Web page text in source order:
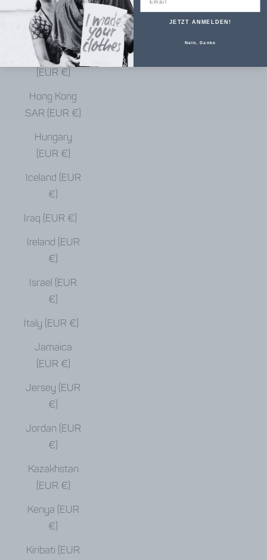
€)
Haiti (EUR €)
Honduras
(EUR €)
Hong Kong
SAR (EUR €)
Hungary
(EUR €)
Iceland (EUR
€)
Iraq (EUR €)
Ireland (EUR
€)
Israel (EUR
€)
Italy (EUR €)
Jamaica
(EUR €)
Jersey (EUR
€)
Jordan (EUR
€)
Kazakhstan
(EUR €)
Kenya (EUR
€)
Kiribati (EUR
JETZT ANMELDEN!
Nein, Danke